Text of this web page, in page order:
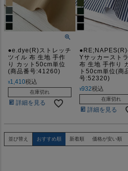
●e.dye(R)ストレッチ
ツイル 布 生地 手作
り カット50cm単位
(商品番号:41260)
¥1,410税込
在庫切れ
詳細を見る
Yサッカースト
布 生地 手作り
ト50cm単位(商
号:52320)
¥932税込
在庫切れ
詳細を見る
並び替え おすすめ順 新着順 価格が安い順